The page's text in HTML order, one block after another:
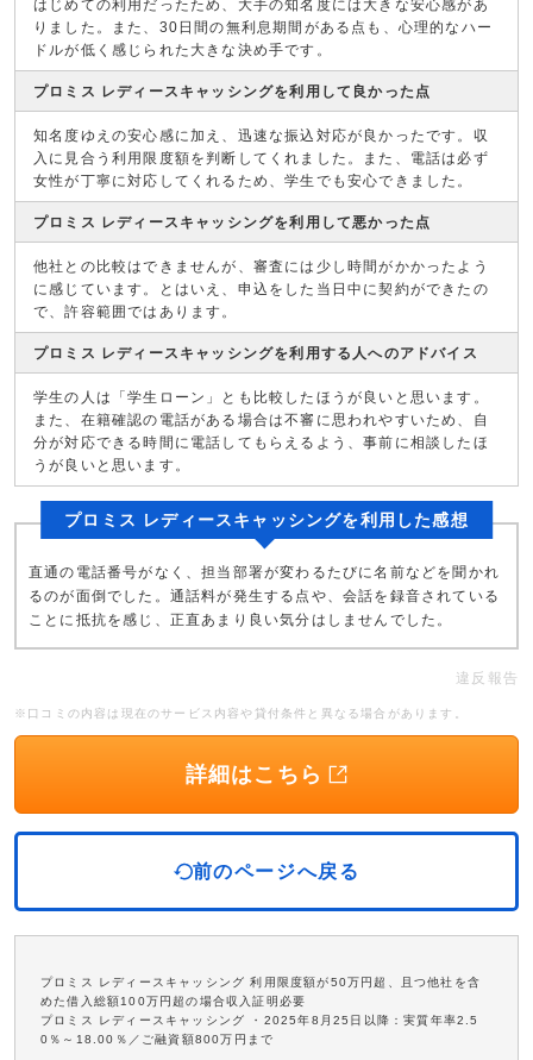
はじめての利用だったため、大手の知名度には大きな安心感があ
りました。また、30日間の無利息期間がある点も、心理的なハー
ドルが低く感じられた大きな決め手です。
プロミス レディースキャッシングを利用して良かった点
知名度ゆえの安心感に加え、迅速な振込対応が良かったです。収
入に見合う利用限度額を判断してくれました。また、電話は必ず
女性が丁寧に対応してくれるため、学生でも安心できました。
プロミス レディースキャッシングを利用して悪かった点
他社との比較はできませんが、審査には少し時間がかかったよう
に感じています。とはいえ、申込をした当日中に契約ができたの
で、許容範囲ではあります。
プロミス レディースキャッシングを利用する人へのアドバイス
学生の人は「学生ローン」とも比較したほうが良いと思います。
また、在籍確認の電話がある場合は不審に思われやすいため、自
分が対応できる時間に電話してもらえるよう、事前に相談したほ
うが良いと思います。
プロミス レディースキャッシングを利用した感想
直通の電話番号がなく、担当部署が変わるたびに名前などを聞かれ
るのが面倒でした。通話料が発生する点や、会話を録音されている
ことに抵抗を感じ、正直あまり良い気分はしませんでした。
違反報告
※口コミの内容は現在のサービス内容や貸付条件と異なる場合があります。
詳細はこちら
前のページへ戻る
プロミス レディースキャッシング 利用限度額が50万円超、且つ他社を含
めた借入総額100万円超の場合収入証明必要
プロミス レディースキャッシング ・2025年8月25日以降：実質年率2.5
0％～18.00％／ご融資額800万円まで